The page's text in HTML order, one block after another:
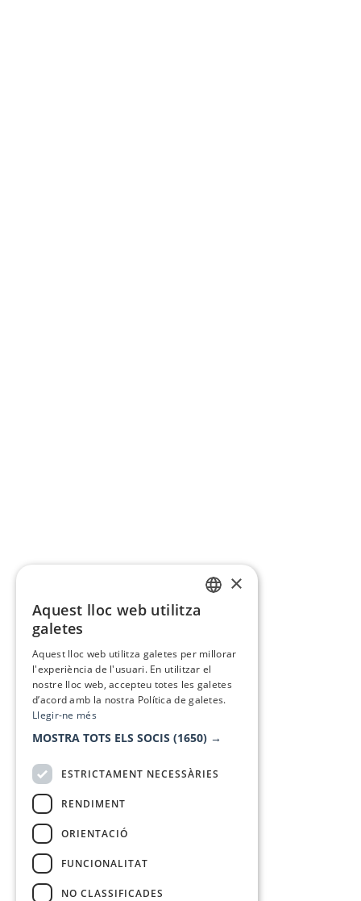
×
Aquest lloc web utilitza
galetes
Aquest lloc web utilitza galetes per millorar
l'experiència de l'usuari. En utilitzar el
nostre lloc web, accepteu totes les galetes
d’acord amb la nostra Política de galetes.
Llegir-ne més
MOSTRA TOTS ELS SOCIS (1650) →
ESTRICTAMENT NECESSÀRIES
RENDIMENT
ORIENTACIÓ
FUNCIONALITAT
NO CLASSIFICADES